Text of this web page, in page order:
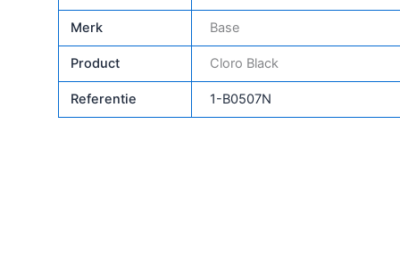
Merk Base
Product Cloro Black
Referentie 1-B0507N